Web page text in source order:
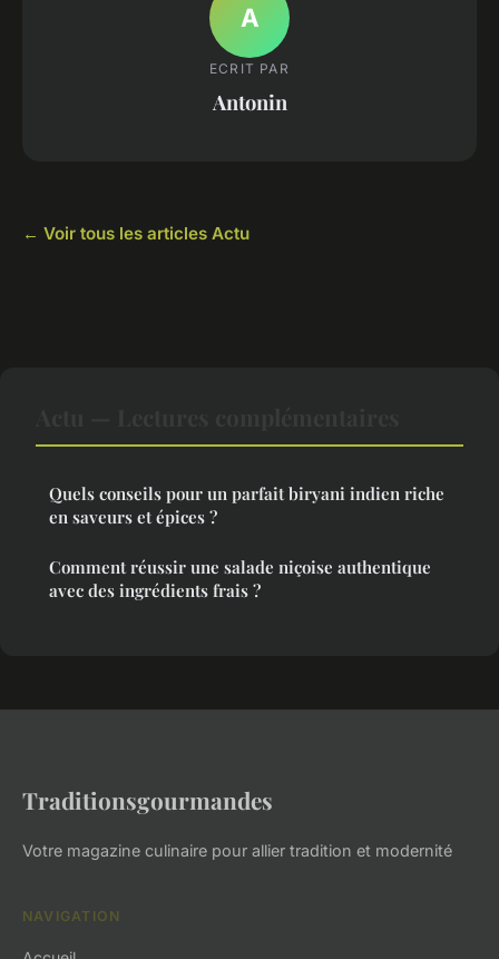
A
ECRIT PAR
Antonin
← Voir tous les articles Actu
Quels conseils pour un parfait biryani indien riche
en saveurs et épices ?
Comment réussir une salade niçoise authentique
avec des ingrédients frais ?
Traditionsgourmandes
Votre magazine culinaire pour allier tradition et modernité
NAVIGATION